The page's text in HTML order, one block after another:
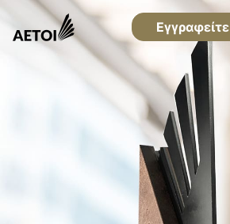
Εγγραφείτε